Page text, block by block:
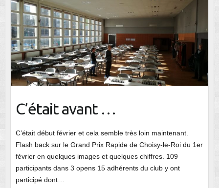
C’était avant …
C’était début février et cela semble très loin maintenant.
Flash back sur le Grand Prix Rapide de Choisy-le-Roi du 1er
février en quelques images et quelques chiffres. 109
participants dans 3 opens 15 adhérents du club y ont
participé dont…